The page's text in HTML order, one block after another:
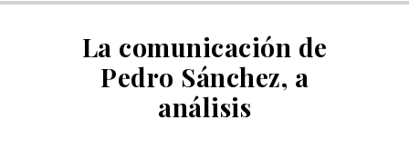
La comunicación de
Pedro Sánchez, a
análisis